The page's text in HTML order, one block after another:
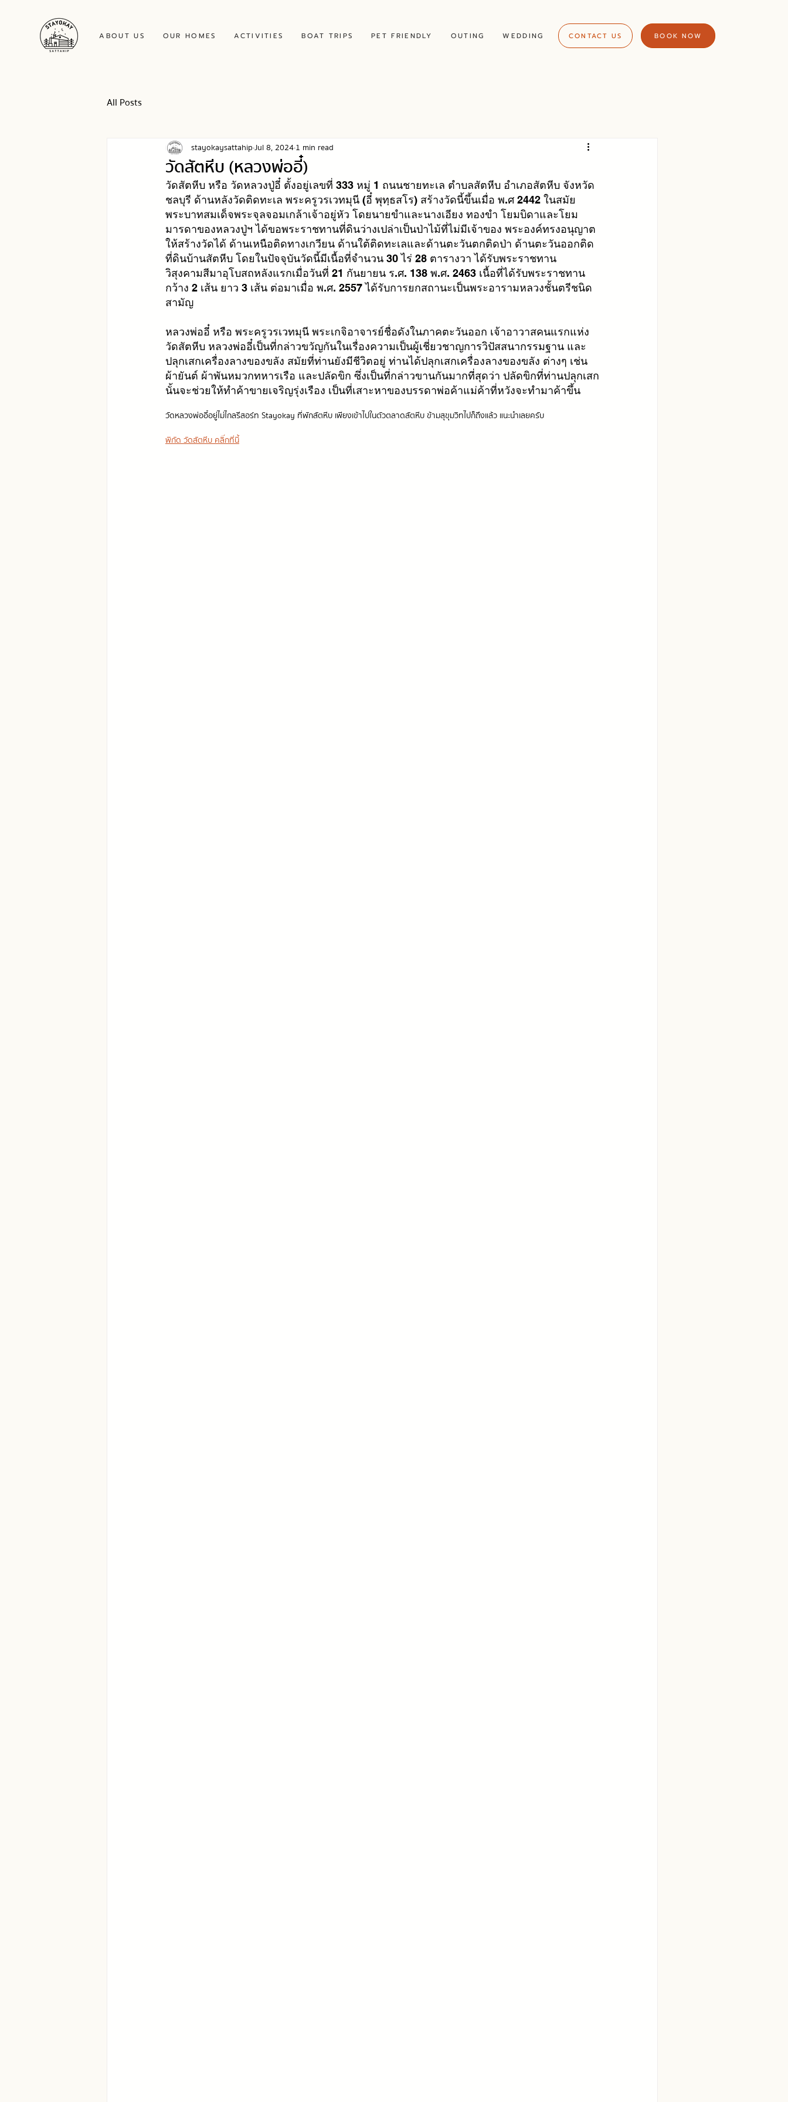
ABOUT US OUR HOMES ACTIVITIES BOAT TRIPS PET FRIENDLY OUTING WEDDING CONTACT US BOOK NOW
All Posts
วัดสัตหีบ (หลวงพ่ออี๋)
stayokaysattahipJul 8, 20241 min read
วัดสัตหีบ หรือ วัดหลวงปู่อี๋ ตั้งอยู่เลขที่ 333 หมู่ 1 ถนนชายทะเล ตำบลสัตหีบ อำเภอสัตหีบ จังหวัด
ชลบุรี ด้านหลังวัดติดทะเล พระครูวรเวทมุนี (อี๋ พุทฺธสโร) สร้างวัดนี้ขึ้นเมื่อ พ.ศ 2442 ในสมัย
พระบาทสมเด็จพระจุลจอมเกล้าเจ้าอยู่หัว โดยนายขำและนางเอียง ทองขำ โยมบิดาและโยม
มารดาของหลวงปู่ฯ ได้ขอพระราชทานที่ดินว่างเปล่าเป็นป่าไม้ที่ไม่มีเจ้าของ พระองค์ทรงอนุญาต
ให้สร้างวัดได้ ด้านเหนือติดทางเกวียน ด้านใต้ติดทะเลและด้านตะวันตกติดป่า ด้านตะวันออกติด
ที่ดินบ้านสัตหีบ โดยในปัจจุบันวัดนี้มีเนื้อที่จำนวน 30 ไร่ 28 ตารางวา ได้รับพระราชทาน
วิสุงคามสีมาอุโบสถหลังแรกเมื่อวันที่ 21 กันยายน ร.ศ. 138 พ.ศ. 2463 เนื้อที่ได้รับพระราชทาน
กว้าง 2 เส้น ยาว 3 เส้น ต่อมาเมื่อ พ.ศ. 2557 ได้รับการยกสถานะเป็นพระอารามหลวงชั้นตรีชนิด
สามัญ
หลวงพ่ออี๋ หรือ พระครูวรเวทมุนี พระเกจิอาจารย์ชื่อดังในภาคตะวันออก เจ้าอาวาสคนแรกแห่ง
วัดสัตหีบ หลวงพ่ออี๋เป็นที่กล่าวขวัญกันในเรื่องความเป็นผู้เชี่ยวชาญการวิปัสสนากรรมฐาน และ
ปลุกเสกเครื่องลางของขลัง สมัยที่ท่านยังมีชีวิตอยู่ ท่านได้ปลุกเสกเครื่องลางของขลัง ต่างๆ เช่น
ผ้ายันต์ ผ้าพันหมวกทหารเรือ และปลัดขิก ซึ่งเป็นที่กล่าวขานกันมากที่สุดว่า ปลัดขิกที่ท่านปลุกเสก
นั้นจะช่วยให้ทำค้าขายเจริญรุ่งเรือง เป็นที่เสาะหาของบรรดาพ่อค้าแม่ค้าที่หวังจะทำมาค้าขึ้น
วัดหลวงพ่ออี๋อยู่ไม่ไกลรีสอร์ท Stayokay ที่พักสัตหีบ เพียงเข้าไปในตัวตลาดสัตหีบ ข้ามสุขุมวิทไปก็ถึงแล้ว แนะนำเลยครับ
พิกัด วัดสัตหีบ คลิ๊กที่นี้